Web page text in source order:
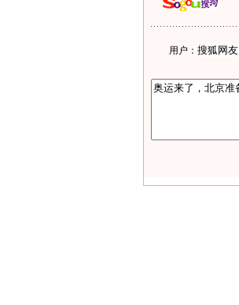
用户：